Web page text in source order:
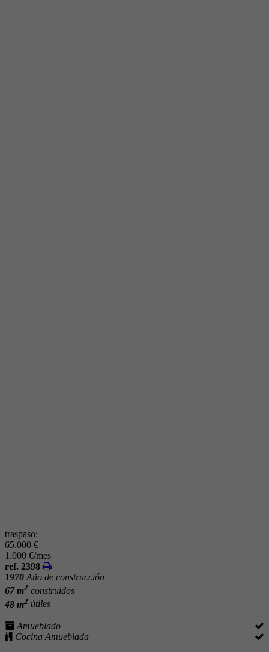
traspaso:
65.000 €
1.000 €/mes
ref. 2398
1970 Año de construcción
67 m2 construidos
48 m2 útiles
Amueblado
Cocina Amueblada